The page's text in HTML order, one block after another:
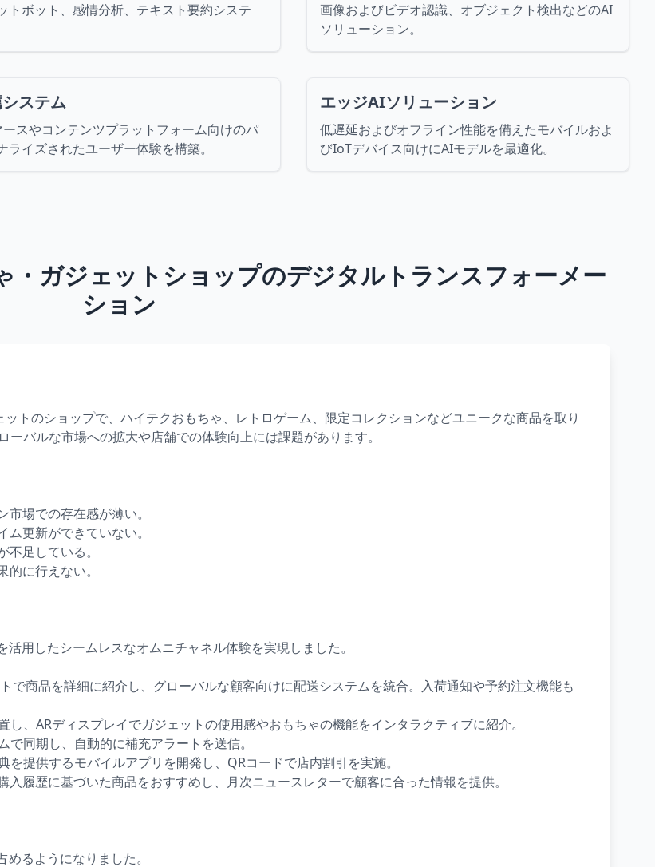
トボット、感情分析、テキスト要約システ
画像およびビデオ認識、オブジェクト検出などのAI
ソリューション。
ステム
ースやコンテンツプラットフォーム向けのパ
ライズされたユーザー体験を構築。
エッジAIソリューション
低遅延およびオフライン性能を備えたモバイルおよ
びIoTデバイス向けにAIモデルを最適化。
・ガジェットショップのデジタルトランスフォーメー
ション
トのショップで、ハイテクおもちゃ、レトロゲーム、限定コレクションなどユニークな商品を取り
バルな市場への拡大や店舗での体験向上には課題があります。
場での存在感が薄い。
更新ができていない。
足している。
に行えない。
用したシームレスなオムニチャネル体験を実現しました。
で商品を詳細に紹介し、グローバルな顧客向けに配送システムを統合。入荷通知や予約注文機能も
し、ARディスプレイでガジェットの使用感やおもちゃの機能をインタラクティブに紹介。
同期し、自動的に補充アラートを送信。
提供するモバイルアプリを開発し、QRコードで店内割引を実施。
入履歴に基づいた商品をおすすめし、月次ニュースレターで顧客に合った情報を提供。
るようになりました。